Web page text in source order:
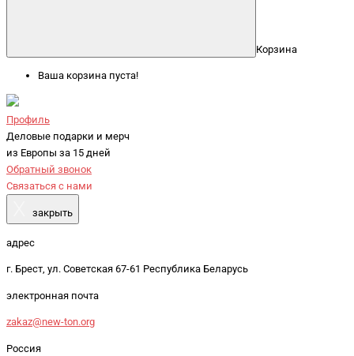
Корзина
Ваша корзина пуста!
Профиль
Деловые подарки и мерч
из Европы за 15 дней
Обратный звонок
Связаться с нами
закрыть
адрес
г. Брест, ул. Советская 67-61 Республика Беларусь
электронная почта
zakaz@new-ton.org
Россия